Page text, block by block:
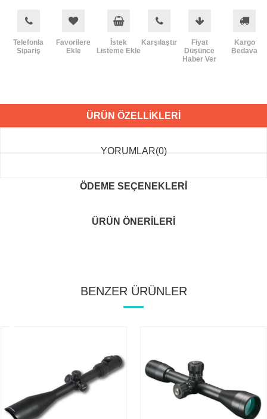
Telefonla
Sipariş
Favorilere
Ekle
İstek
Listeme Ekle
Karşılaştır
Fiyat
Düşünce
Haber Ver
Kargo
Bedava
ÜRÜN ÖZELLIKLERI
YORUMLAR(0)
ÖDEME SEÇENEKLERI
ÜRÜN ÖNERILERI
BENZER ÜRÜNLER